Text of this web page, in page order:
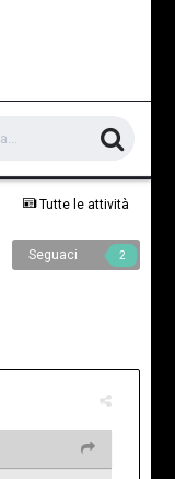
Tutte le attività
Seguaci 2